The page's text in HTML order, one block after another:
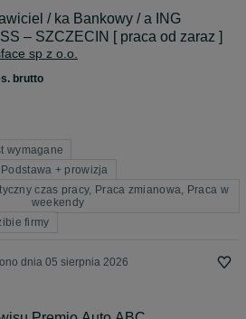
/ ka Bankowy / a ING
– SZCZECIN [ praca od zaraz ]
sp z o.o.
brutto
wymagane
+ prowizja
czas pracy, Praca zmianowa, Praca w
weekendy
firmy
dnia 05 sierpnia 2026